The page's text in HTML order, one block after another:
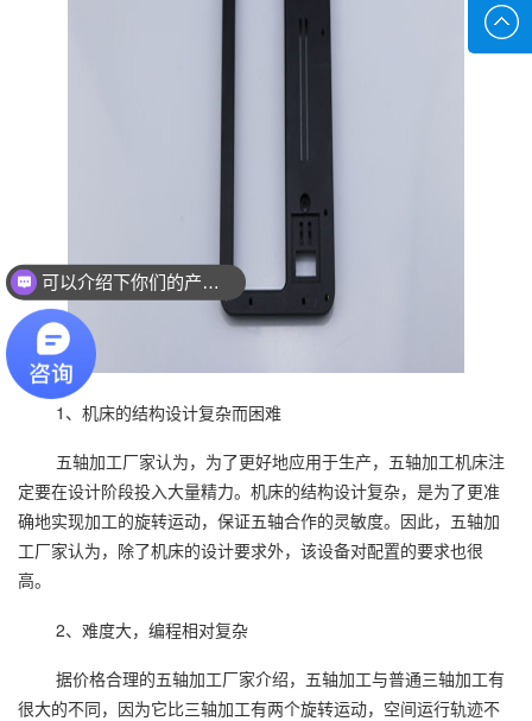
1、机床的结构设计复杂而困难
五轴加工厂家认为，为了更好地应用于生产，五轴加工机床注
定要在设计阶段投入大量精力。机床的结构设计复杂，是为了更准
确地实现加工的旋转运动，保证五轴合作的灵敏度。因此，五轴加
工厂家认为，除了机床的设计要求外，该设备对配置的要求也很
高。
2、难度大，编程相对复杂
据价格合理的五轴加工厂家介绍，五轴加工与普通三轴加工有
很大的不同，因为它比三轴加工有两个旋转运动，空间运行轨迹不
可以介绍下你们的产品么？